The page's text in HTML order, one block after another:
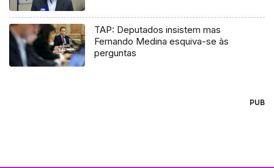
TAP: Deputados insistem mas
Fernando Medina esquiva-se às
perguntas
PUB